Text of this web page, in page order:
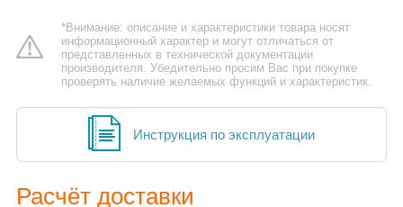
*Внимание: описание и характеристики товара носят
информационный характер и могут отличаться от
представленных в технической документации
производителя. Убедительно просим Вас при покупке
проверять наличие желаемых функций и характеристик.
Инструкция по эксплуатации
Расчёт доставки